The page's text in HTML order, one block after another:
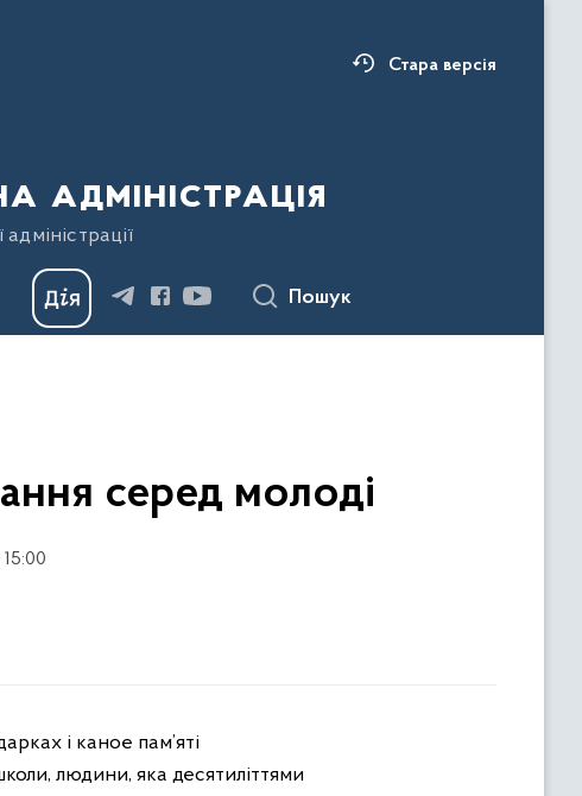
Стара версія
адміністрація
Пошук
серед молоді
людини, яка десятиліттями